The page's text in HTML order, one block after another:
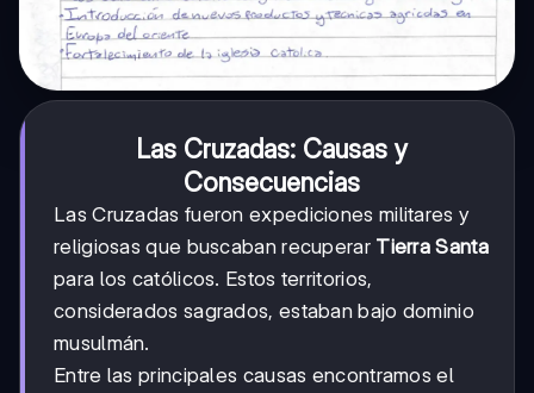
Las Cruzadas: Causas y
Consecuencias
Las Cruzadas fueron expediciones militares y
religiosas que buscaban recuperar Tierra Santa
para los católicos. Estos territorios,
considerados sagrados, estaban bajo dominio
musulmán.
Entre las principales causas encontramos el